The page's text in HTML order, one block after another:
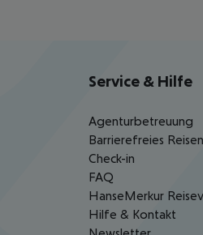
Service & Hilfe
Agenturbetreuung
Barrierefreies Reisen
Check-in
FAQ
HanseMerkur
Hilfe & Kontakt